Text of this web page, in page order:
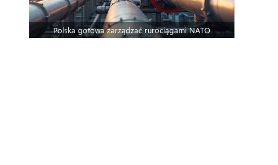
Polska gotowa zarządzać rurociągami NATO